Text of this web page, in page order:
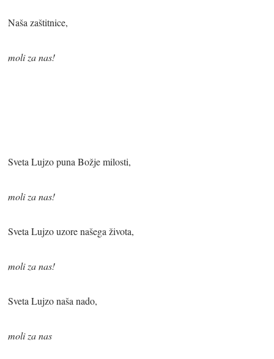
Naša zaštitnice,
moli za nas!
Sveta Lujzo puna Božje milosti,
moli za nas!
Sveta Lujzo uzore našega života,
moli za nas!
Sveta Lujzo naša nado,
moli za nas